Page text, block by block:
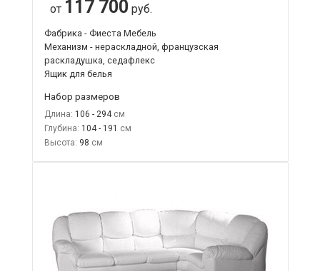
от 117 700 руб.
Фабрика - Фиеста Мебель
Механизм - нераскладной, французская
раскладушка, седафлекс
Ящик для белья
Набор размеров
Длина: 106 - 294
Глубина: 104 - 191
Высота: 98